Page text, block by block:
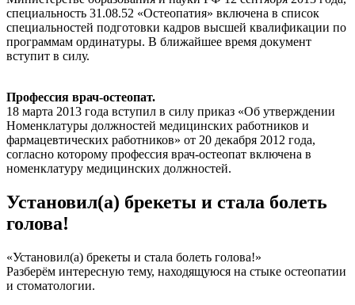
специальность 31.08.52 «Остеопатия» включена в список
специальностей подготовки кадров высшей квалификации по
программам ординатуры. В ближайшее время документ
вступит в силу.
Профессия врач-остеопат.
18 марта 2013 года вступил в силу приказ «Об утверждении
Номенклатуры должностей медицинских работников и
фармацевтических работников» от 20 декабря 2012 года,
согласно которому профессия врач-остеопат включена в
номенклатуру медицинских должностей.
Установил(а) брекеты и стала болеть
голова!
«Установил(а) брекеты и стала болеть голова!»
Разберём интересную тему, находящуюся на стыке остеопатии
и стоматологии.